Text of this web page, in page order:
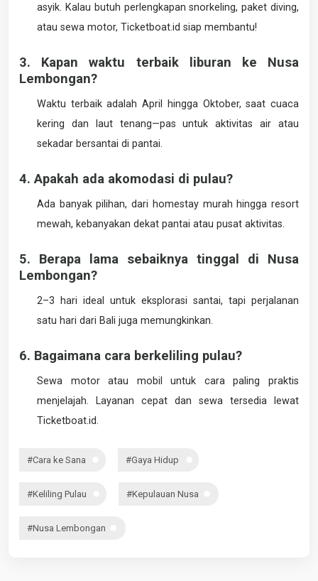
asyik. Kalau butuh perlengkapan snorkeling, paket diving,
atau sewa motor, Ticketboat.id siap membantu!
3. Kapan waktu terbaik liburan ke Nusa
Lembongan?
Waktu terbaik adalah April hingga Oktober, saat cuaca
kering dan laut tenang—pas untuk aktivitas air atau
sekadar bersantai di pantai.
4. Apakah ada akomodasi di pulau?
Ada banyak pilihan, dari homestay murah hingga resort
mewah, kebanyakan dekat pantai atau pusat aktivitas.
5. Berapa lama sebaiknya tinggal di Nusa
Lembongan?
2–3 hari ideal untuk eksplorasi santai, tapi perjalanan
satu hari dari Bali juga memungkinkan.
6. Bagaimana cara berkeliling pulau?
Sewa motor atau mobil untuk cara paling praktis
menjelajah. Layanan cepat dan sewa tersedia lewat
Ticketboat.id.
#Cara ke Sana #Gaya Hidup
#Keliling Pulau #Kepulauan Nusa
#Nusa Lembongan